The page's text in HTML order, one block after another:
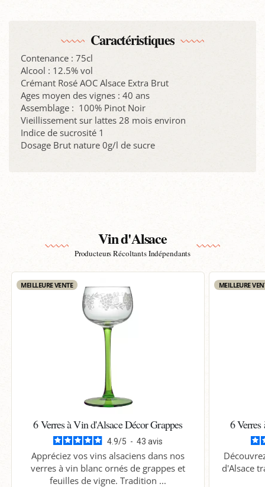
Caractéristiques
Contenance : 75cl
Alcool : 12.5% vol
Crémant Rosé AOC Alsace Extra Brut
Ages moyen des vignes : 40 ans
Assemblage : 100% Pinot Noir
Vieillissement sur lattes 28 mois environ
Indice de sucrosité 1
Dosage Brut nature 0g/l de sucre
Vin d'Alsace
Producteurs Récoltants Indépendants
MEILLEURE VENTE
6 Verres à Vin d'Alsace Décor Grappes
4.9/5 - 43 avis
Appréciez vos vins alsaciens dans nos
verres à vin blanc ornés de grappes et
feuilles de vigne. Tradition ...
MEILLEURE
6
d'Alsace